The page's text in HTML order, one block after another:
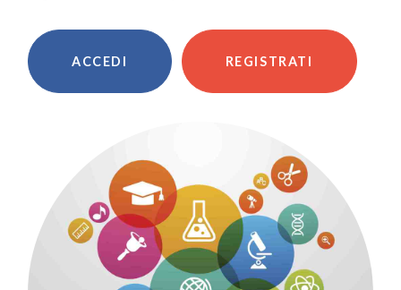
ACCEDI REGISTRATI